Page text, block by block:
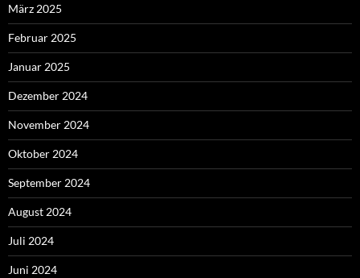
März 2025
Februar 2025
Januar 2025
Dezember 2024
November 2024
Oktober 2024
September 2024
August 2024
Juli 2024
Juni 2024